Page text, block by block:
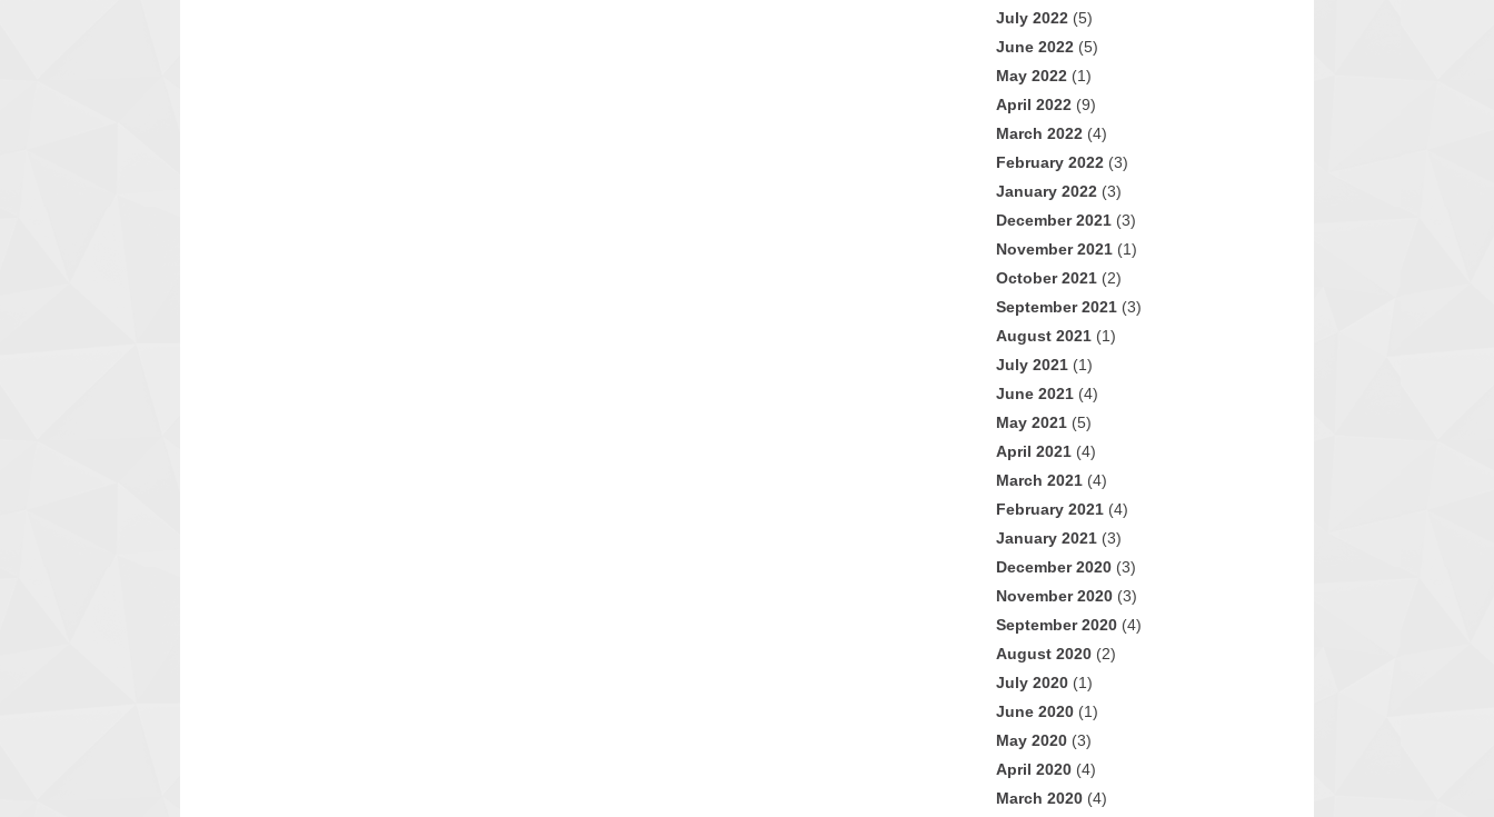
July 2022 (5)
June 2022 (5)
May 2022 (1)
April 2022 (9)
March 2022 (4)
February 2022 (3)
January 2022 (3)
December 2021 (3)
November 2021 (1)
October 2021 (2)
September 2021 (3)
August 2021 (1)
July 2021 (1)
June 2021 (4)
May 2021 (5)
April 2021 (4)
March 2021 (4)
February 2021 (4)
January 2021 (3)
December 2020 (3)
November 2020 (3)
September 2020 (4)
August 2020 (2)
July 2020 (1)
June 2020 (1)
May 2020 (3)
April 2020 (4)
March 2020 (4)